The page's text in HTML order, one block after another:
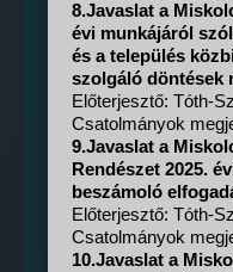
8.Javaslat a
évi munkájáról
és a település
szolgáló döntések
Előterjesztő: Tóth-
Csatolmányok
9.Javaslat a
Rendészet 2025.
beszámoló
Előterjesztő: Tóth-
Csatolmányok
10.Javaslat a